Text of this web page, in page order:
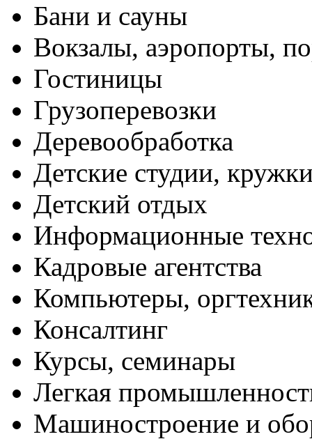
Бани и сауны
Вокзалы, аэропорты,
Гостиницы
Грузоперевозки
Деревообработка
Детские студии,
Детский отдых
Информационные
Кадровые агентства
Компьютеры,
Консалтинг
Курсы, семинары
Легкая
Машиностроение и